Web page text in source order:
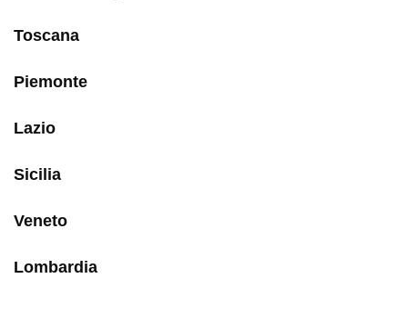
Toscana
Piemonte
Lazio
Sicilia
Veneto
Lombardia